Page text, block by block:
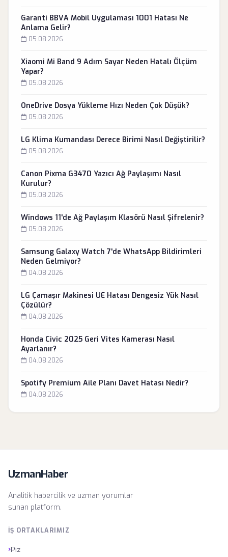
Garanti BBVA Mobil Uygulaması 1001 Hatası Ne
Anlama Gelir?
05.08.2026
Xiaomi Mi Band 9 Adım Sayar Neden Hatalı Ölçüm
Yapar?
05.08.2026
OneDrive Dosya Yükleme Hızı Neden Çok Düşük?
05.08.2026
LG Klima Kumandası Derece Birimi Nasıl Değiştirilir?
05.08.2026
Canon Pixma G3470 Yazıcı Ağ Paylaşımı Nasıl
Kurulur?
05.08.2026
Windows 11'de Ağ Paylaşım Klasörü Nasıl Şifrelenir?
05.08.2026
Samsung Galaxy Watch 7'de WhatsApp Bildirimleri
Neden Gelmiyor?
04.08.2026
LG Çamaşır Makinesi UE Hatası Dengesiz Yük Nasıl
Çözülür?
04.08.2026
Honda Civic 2025 Geri Vites Kamerası Nasıl
Ayarlanır?
04.08.2026
Spotify Premium Aile Planı Davet Hatası Nedir?
04.08.2026
UzmanHaber
Analitik habercilik ve uzman yorumlar
sunan platform.
İŞ ORTAKLARIMIZ
›Piz